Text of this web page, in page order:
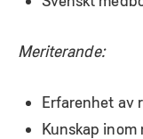
Meriterande:
Erfarenhet av
Kunskap inom